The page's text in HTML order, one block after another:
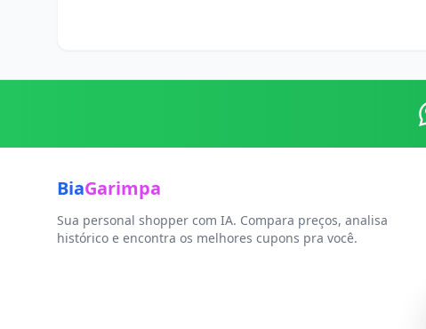
BiaGarimpa
Sua personal shopper com IA. Compara preços, analisa
histórico e encontra os melhores cupons pra você.